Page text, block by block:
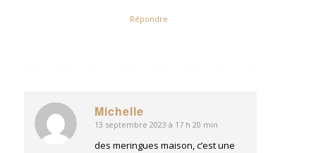
Répondre
Michelle
dit
13 septembre 2023 à 17 h 20 min
des meringues maison, c’est une